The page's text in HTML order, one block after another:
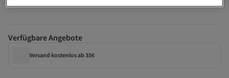
Verfügbare Angebote
Versand kostenlos ab 35€